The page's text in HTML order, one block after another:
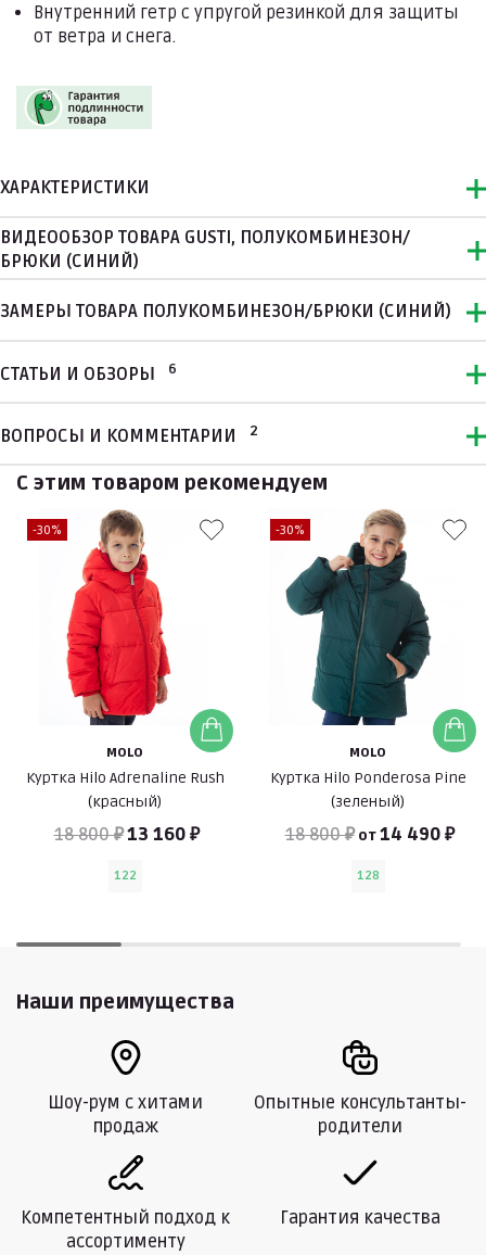
Внутренний гетр с упругой резинкой для защиты
от ветра и снега.
ХАРАКТЕРИСТИКИ
ВИДЕООБЗОР ТОВАРА GUSTI, ПОЛУКОМБИНЕЗОН/
БРЮКИ (СИНИЙ)
ЗАМЕРЫ ТОВАРА ПОЛУКОМБИНЕЗОН/БРЮКИ (СИНИЙ)
СТАТЬИ И ОБЗОРЫ 6
ВОПРОСЫ И КОММЕНТАРИИ 2
С этим товаром рекомендуем
-30%
MOLO
Куртка Hilo Adrenaline Rush
(красный)
18 800 ₽13 160 ₽
122
-30%
MOLO
Куртка Hilo Ponderosa Pine
(зеленый)
18 800 ₽ от14 490 ₽
128
Наши преимущества
Шоу-рум с хитами
продаж
Опытные консультанты-
родители
Компетентный подход к
ассортименту
Гарантия качества